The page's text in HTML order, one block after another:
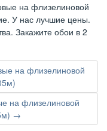
на флизелиновой
У нас лучшие цены.
Закажите обои в 2
на флизелиновой
на флизелиновой
→